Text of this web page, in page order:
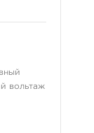
вольтаж